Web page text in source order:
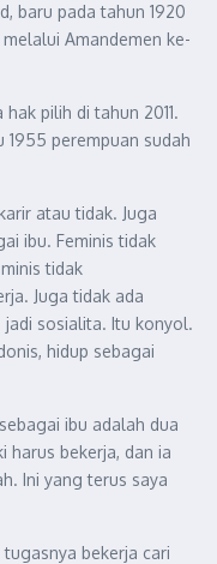
baru pada tahun 1920
Amandemen ke-
pilih di tahun 2011.
1955 perempuan sudah
atau tidak. Juga
ibu. Feminis tidak
tidak
Juga tidak ada
jadi sosialita. Itu konyol.
hidup sebagai
ibu adalah dua
harus bekerja, dan ia
Ini yang terus saya
bekerja cari